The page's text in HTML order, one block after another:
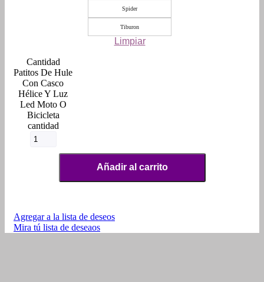
Spider
Tiburon
Limpiar
Patitos De Hule
Con Casco
Hélice Y Luz
Led Moto O
Bicicleta
cantidad
Añadir al carrito
Agregar a la lista de deseos
Mira tú lista de deseaos